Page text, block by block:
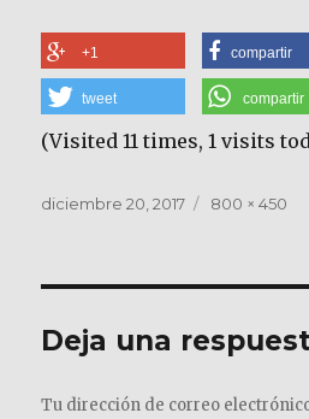
+1 compartir
tweet compartir
(Visited 11 times, 1 visits
Publicado
diciembre 20, 2017
Tamaño
800 × 450
Deja una
Tu dirección de correo